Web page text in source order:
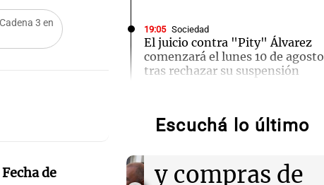
3 en
Fecha de
19:05 Sociedad
El juicio contra "Pity" Álvarez
comenzará el lunes 10 de agosto
tras rechazar su suspensión
Giordano advirtió por el
endeudamiento: "La solución es
Escuchá lo último
José
Roccuzzo,
y compras de
Audio.José